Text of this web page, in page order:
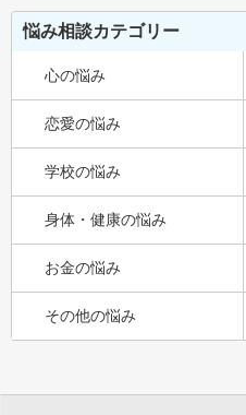
悩み相談カテゴリー
心の悩み
恋愛の悩み
学校の悩み
身体・健康の悩み
お金の悩み
その他の悩み